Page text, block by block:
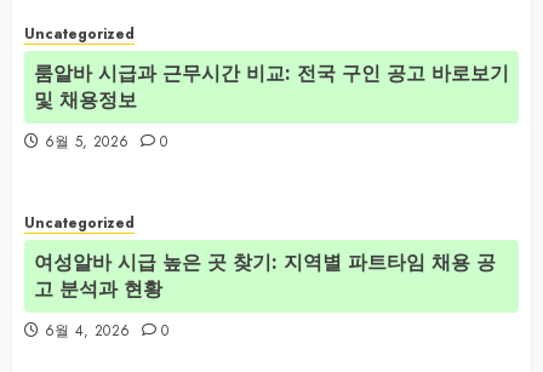
Uncategorized
룸알바 시급과 근무시간 비교: 전국 구인 공고 바로보기
및 채용정보
6월 5, 2026 0
Uncategorized
여성알바 시급 높은 곳 찾기: 지역별 파트타임 채용 공
고 분석과 현황
6월 4, 2026 0